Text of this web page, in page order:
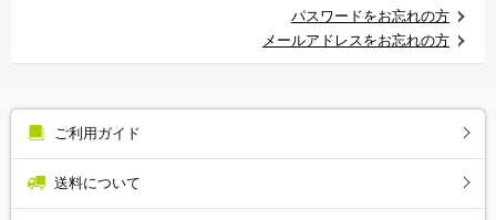
パスワードをお忘れの方
メールアドレスをお忘れの方
ご利用ガイド
送料について